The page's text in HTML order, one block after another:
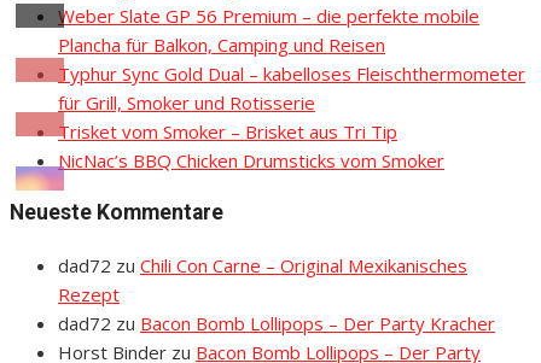
Weber Slate GP 56 Premium – die perfekte mobile
Plancha für Balkon, Camping und Reisen
Typhur Sync Gold Dual – kabelloses Fleischthermometer
für Grill, Smoker und Rotisserie
Trisket vom Smoker – Brisket aus Tri Tip
NicNac’s BBQ Chicken Drumsticks vom Smoker
Neueste Kommentare
dad72 zu Chili Con Carne – Original Mexikanisches
Rezept
dad72 zu Bacon Bomb Lollipops – Der Party Kracher
Horst Binder zu Bacon Bomb Lollipops – Der Party